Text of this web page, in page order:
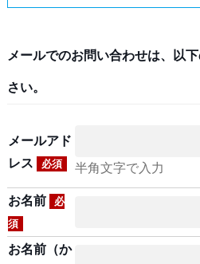
メールでのお問い合わせは、以
さい。
メールアド
レス
必須 半角文字で入力
お名前
必
須
お名前（か